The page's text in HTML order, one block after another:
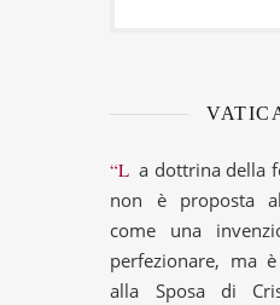
“La dottrina della fede che Dio rivelò
non è proposta
come una
perfezionare, ma
alla Sposa di